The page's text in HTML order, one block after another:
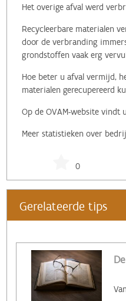
Het overige afval werd
Recycleerbare materialen
door de verbranding
grondstoffen vaak erg
Hoe beter u afval vermijd,
materialen gerecupereerd
Op de OVAM-website vindt
Meer statistieken over
0
Gerelateerde tips